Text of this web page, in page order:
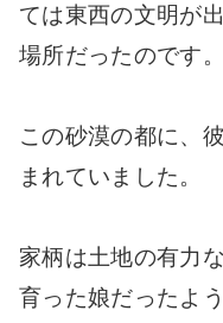
ては東西の文明が
場所だったのです。
この砂漠の都に、
まれていました。
家柄は土地の有力
育った娘だったよ